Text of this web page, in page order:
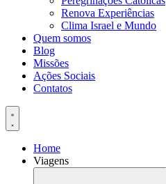
Renova Experiências
Clima Israel e Mundo
Quem somos
Blog
Missões
Ações Sociais
Contatos
Home
Viagens